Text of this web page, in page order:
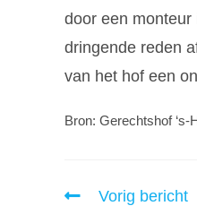
door een
dringende reden
van het hof een
Bron: Gerechtshof
Vorig bericht